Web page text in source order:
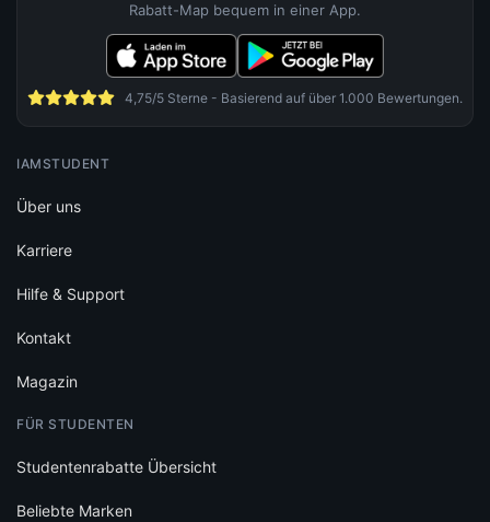
Rabatt-Map bequem in einer App.
4,75/5 Sterne - Basierend auf über 1.000 Bewertungen.
IAMSTUDENT
Über uns
Karriere
Hilfe & Support
Kontakt
Magazin
FÜR STUDENTEN
Studentenrabatte Übersicht
Beliebte Marken